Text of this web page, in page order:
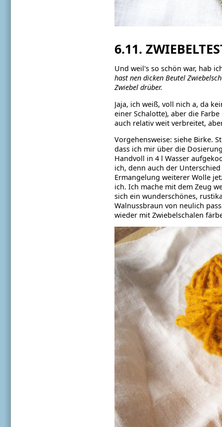
6.11.
Und weil's so schön war, hab
hast nen dicken Beutel
Zwiebel drüber.
Jaja, ich weiß, voll nich a, da
einer Schalotte), aber die
auch relativ weit verbreitet,
Vorgehensweise: siehe Birke.
dass ich mir über die
Handvoll in 4 l Wasser
ich, denn auch der Unterschied
Ermangelung weiterer Wolle
ich. Ich mache mit dem Zeug
sich ein wunderschönes,
Walnussbraun von neulich
wieder mit Zwiebelschalen